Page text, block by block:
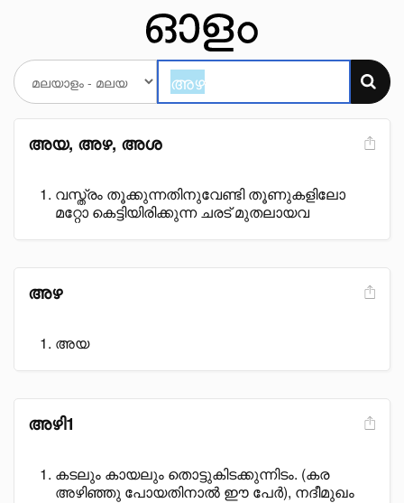
അയ, അഴ, അശ
വസ്ത്രം തൂക്കുന്നതിനുവേണ്ടി തൂണുകളിലോ
മറ്റോ കെട്ടിയിരിക്കുന്ന ചരട് മുതലായവ
അഴ
അയ
അഴി1
കടലും കായലും തൊട്ടുകിടക്കുന്നിടം. (കര
അഴിഞ്ഞു പോയതിനാൽ ഈ പേർ), നദീമുഖം